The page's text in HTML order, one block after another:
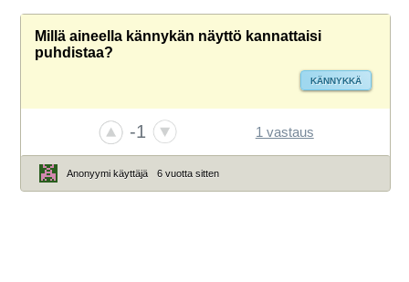
Millä aineella kännykän näyttö kannattaisi
puhdistaa?
KÄNNYKKÄ
-1 1 vastaus
Anonyymi käyttäjä 6 vuotta sitten